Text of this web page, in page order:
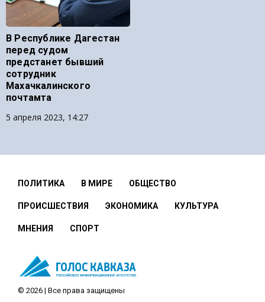
В Республике Дагестан
перед судом
предстанет бывший
сотрудник
Махачкалинского
почтамта
5 апреля 2023, 14:27
ПОЛИТИКА В МИРЕ ОБЩЕСТВО
ПРОИСШЕСТВИЯ ЭКОНОМИКА КУЛЬТУРА
МНЕНИЯ СПОРТ
© 2026 | Все права защищены